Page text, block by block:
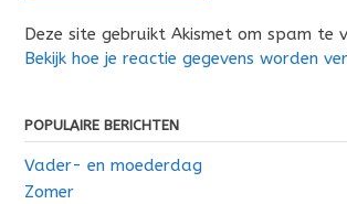
Deze site gebruikt Akismet om spam te
Bekijk hoe je reactie gegevens worden
POPULAIRE BERICHTEN
Vader- en moederdag
Zomer